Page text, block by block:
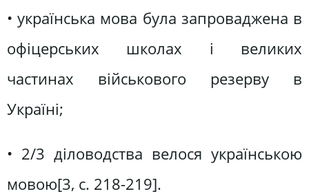
• українська мова була запроваджена в
офіцерських школах і великих
частинах військового резерву в
Україні;
• 2/3 діловодства велося українською
мовою[3, c. 218-219].